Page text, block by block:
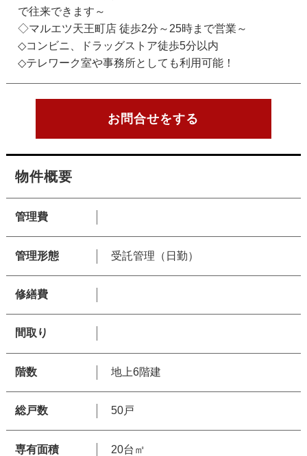
で往来できます～
◇マルエツ天王町店 徒歩2分～25時まで営業～
◇コンビニ、ドラッグストア徒歩5分以内
◇テレワーク室や事務所としても利用可能！
お問合せをする
物件概要
管理費
管理形態 受託管理（日勤）
修繕費
間取り
階数 地上6階建
総戸数 50戸
専有面積 20台㎡